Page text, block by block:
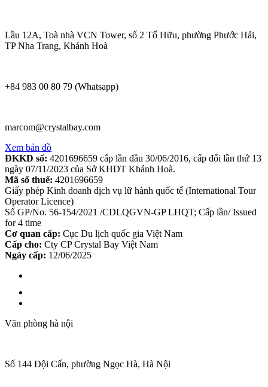
Lầu 12A, Toà nhà VCN Tower, số 2 Tố Hữu, phường Phước Hải,
TP Nha Trang, Khánh Hoà
+84 983 00 80 79 (Whatsapp)
marcom@crystalbay.com
Xem bản đồ
ĐKKD số: 4201696659 cấp lần đầu 30/06/2016, cấp đổi lần thứ 13
ngày 07/11/2023 của Sở KHDT Khánh Hoà.
Mã số thuế: 4201696659
Giấy phép Kinh doanh dịch vụ lữ hành quốc tế (International Tour
Operator Licence)
Số GP/No. 56-154/2021 /CDLQGVN-GP LHQT; Cấp lần/ Issued
for 4 time
Cơ quan cấp: Cục Du lịch quốc gia Việt Nam
Cấp cho: Cty CP Crystal Bay Việt Nam
Ngày cấp: 12/06/2025
Văn phòng hà nội
Số 144 Đội Cấn, phường Ngọc Hà, Hà Nội